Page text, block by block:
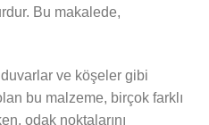
Bu makalede,
ve köşeler gibi
bu malzeme, birçok farklı
odak noktalarını